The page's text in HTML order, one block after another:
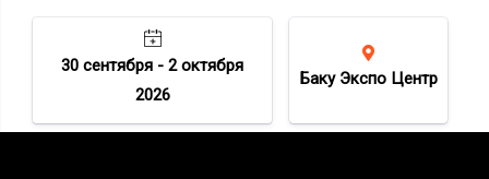
30 сентября - 2 октября
2026
Баку Экспо Центр